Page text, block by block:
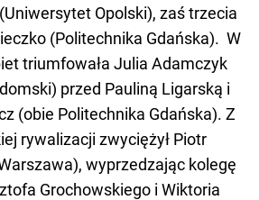
Opolski), zaś trzecia
(Politechnika Gdańska). W
triumfowała Julia Adamczyk
przed Pauliną Ligarską i
(obie Politechnika Gdańska). Z
rywalizacji zwyciężył Piotr
wyprzedzając kolegę
Grochowskiego i Wiktoria